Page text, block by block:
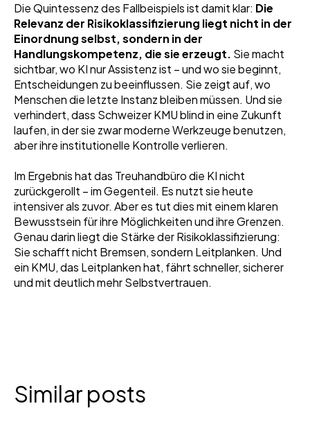
Die Quintessenz des Fallbeispiels ist damit klar: Die
Relevanz der Risikoklassifizierung liegt nicht in der
Einordnung selbst, sondern in der
Handlungskompetenz, die sie erzeugt. Sie macht
sichtbar, wo KI nur Assistenz ist – und wo sie beginnt,
Entscheidungen zu beeinflussen. Sie zeigt auf, wo
Menschen die letzte Instanz bleiben müssen. Und sie
verhindert, dass Schweizer KMU blind in eine Zukunft
laufen, in der sie zwar moderne Werkzeuge benutzen,
aber ihre institutionelle Kontrolle verlieren.
Im Ergebnis hat das Treuhandbüro die KI nicht
zurückgerollt – im Gegenteil. Es nutzt sie heute
intensiver als zuvor. Aber es tut dies mit einem klaren
Bewusstsein für ihre Möglichkeiten und ihre Grenzen.
Genau darin liegt die Stärke der Risikoklassifizierung:
Sie schafft nicht Bremsen, sondern Leitplanken. Und
ein KMU, das Leitplanken hat, fährt schneller, sicherer
und mit deutlich mehr Selbstvertrauen.
Similar posts